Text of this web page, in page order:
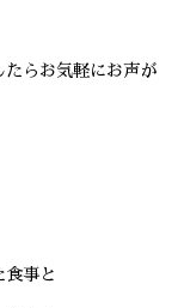
たらお気軽にお声が
食事と